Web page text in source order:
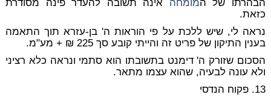
הבהרתו של המומחה אינה תשובה להעדר פינה מסודרת
כזאת.
נראה לי, שיש ללכת על פי הוראות ה' בן-עזרא תוך התאמה
בענין התיקון של פריט זה והייתי קובע סך 225 ₪ + מע"מ.
הסכום שזורק ה' דימנט בתשובתו הוא סתמי ונראה כלא רציני
ולא עונה לבעיה, שהוא עצמו מתאר.
13. פקוח הנדסי